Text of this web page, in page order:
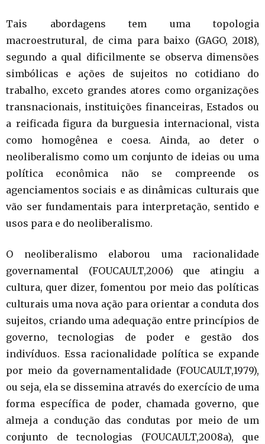
Tais abordagens tem uma topologia
macroestrutural, de cima para baixo (GAGO, 2018),
segundo a qual dificilmente se observa dimensões
simbólicas e ações de sujeitos no cotidiano do
trabalho, exceto grandes atores como organizações
transnacionais, instituições financeiras, Estados ou
a reificada figura da burguesia internacional, vista
como homogênea e coesa. Ainda, ao deter o
neoliberalismo como um conjunto de ideias ou uma
política econômica não se compreende os
agenciamentos sociais e as dinâmicas culturais que
vão ser fundamentais para interpretação, sentido e
usos para e do neoliberalismo.
O neoliberalismo elaborou uma racionalidade
governamental (FOUCAULT,2006) que atingiu a
cultura, quer dizer, fomentou por meio das políticas
culturais uma nova ação para orientar a conduta dos
sujeitos, criando uma adequação entre princípios de
governo, tecnologias de poder e gestão dos
indivíduos. Essa racionalidade política se expande
por meio da governamentalidade (FOUCAULT,1979),
ou seja, ela se dissemina através do exercício de uma
forma específica de poder, chamada governo, que
almeja a condução das condutas por meio de um
conjunto de tecnologias (FOUCAULT,2008a), que